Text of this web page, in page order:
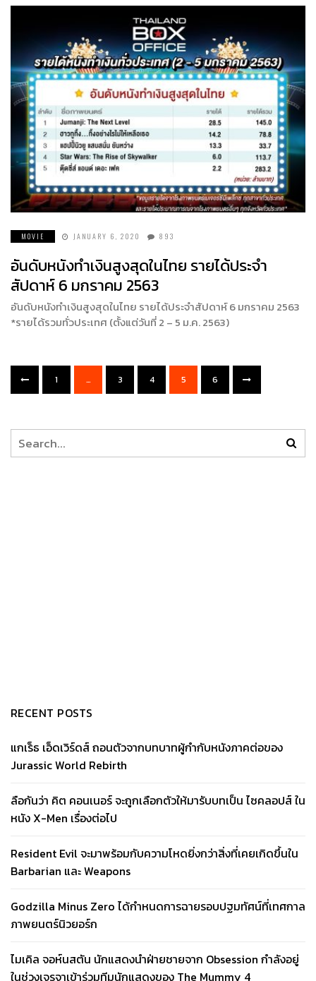
MOVIE JANUARY 6, 2020 893
อันดับหนังทำเงินสูงสุดในไทย รายได้ประจำ
สัปดาห์ 6 มกราคม 2563
อันดับหนังทำเงินสูงสุดในไทย รายได้ประจำสัปดาห์ 6 มกราคม 2563
*รายได้รวมทั่วประเทศ (ตั้งแต่วันที่ 2 – 5 ม.ค. 2563)
1 … 3 4 5 6
RECENT POSTS
แกเร็ธ เอ็ดเวิร์ดส์ ถอนตัวจากบทบาทผู้กำกับหนังภาคต่อของ
Jurassic World Rebirth
ลือกันว่า คิต คอนเนอร์ จะถูกเลือกตัวให้มารับบทเป็น ไซคลอปส์ ใน
หนัง X-Men เรื่องต่อไป
Resident Evil จะมาพร้อมกับความโหดยิ่งกว่าสิ่งที่เคยเกิดขึ้นใน
Barbarian และ Weapons
Godzilla Minus Zero ได้กำหนดการฉายรอบปฐมทัศน์ที่เทศกาล
ภาพยนตร์นิวยอร์ก
ไมเคิล จอห์นสตัน นักแสดงนำฝ่ายชายจาก Obsession กำลังอยู่
ในช่วงเจรจาเข้าร่วมทีมนักแสดงของ The Mummy 4